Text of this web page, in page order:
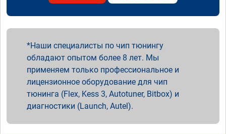
Наши специалисты по чип тюнингу
обладают опытом более 8 лет. Мы
применяем только профессиональное и
лицензионное оборудование для чип
тюнинга (Flex, Kess 3, Autotuner, Bitbox) и
диагностики (Launch, Autel).